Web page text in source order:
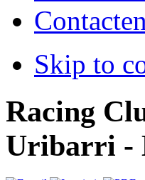
Skip to
Racing
Uribarri -